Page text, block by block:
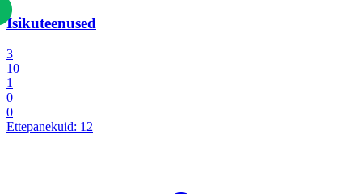
Isikuteenused
3
10
1
0
0
Ettepanekuid: 12